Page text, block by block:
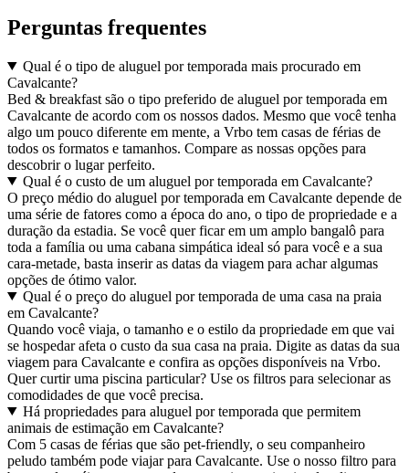
Perguntas frequentes
Qual é o tipo de aluguel por temporada mais procurado em
Cavalcante?
Bed & breakfast são o tipo preferido de aluguel por temporada em
Cavalcante de acordo com os nossos dados. Mesmo que você tenha
algo um pouco diferente em mente, a Vrbo tem casas de férias de
todos os formatos e tamanhos. Compare as nossas opções para
descobrir o lugar perfeito.
Qual é o custo de um aluguel por temporada em Cavalcante?
O preço médio do aluguel por temporada em Cavalcante depende de
uma série de fatores como a época do ano, o tipo de propriedade e a
duração da estadia. Se você quer ficar em um amplo bangalô para
toda a família ou uma cabana simpática ideal só para você e a sua
cara-metade, basta inserir as datas da viagem para achar algumas
opções de ótimo valor.
Qual é o preço do aluguel por temporada de uma casa na praia
em Cavalcante?
Quando você viaja, o tamanho e o estilo da propriedade em que vai
se hospedar afeta o custo da sua casa na praia. Digite as datas da sua
viagem para Cavalcante e confira as opções disponíveis na Vrbo.
Quer curtir uma piscina particular? Use os filtros para selecionar as
comodidades de que você precisa.
Há propriedades para aluguel por temporada que permitem
animais de estimação em Cavalcante?
Com 5 casas de férias que são pet-friendly, o seu companheiro
peludo também pode viajar para Cavalcante. Use o nosso filtro para